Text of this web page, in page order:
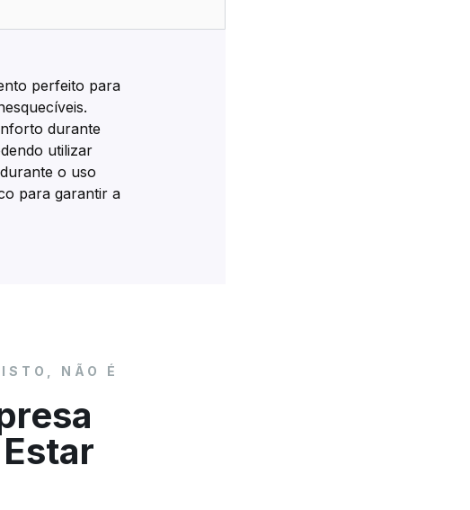
perfeito para
durante
utilizar
o uso
para garantir a
NÃO É